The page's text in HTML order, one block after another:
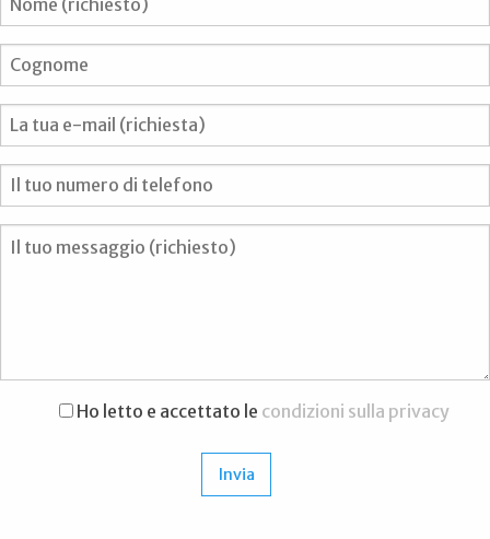
Ho letto e accettato le condizioni sulla privacy